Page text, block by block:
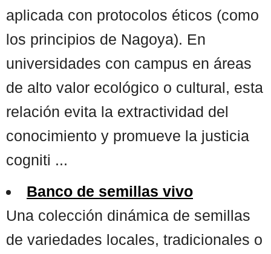
aplicada con protocolos éticos (como
los principios de Nagoya). En
universidades con campus en áreas
de alto valor ecológico o cultural, esta
relación evita la extractividad del
conocimiento y promueve la justicia
cogniti ...
Banco de semillas vivo
Una colección dinámica de semillas
de variedades locales, tradicionales o